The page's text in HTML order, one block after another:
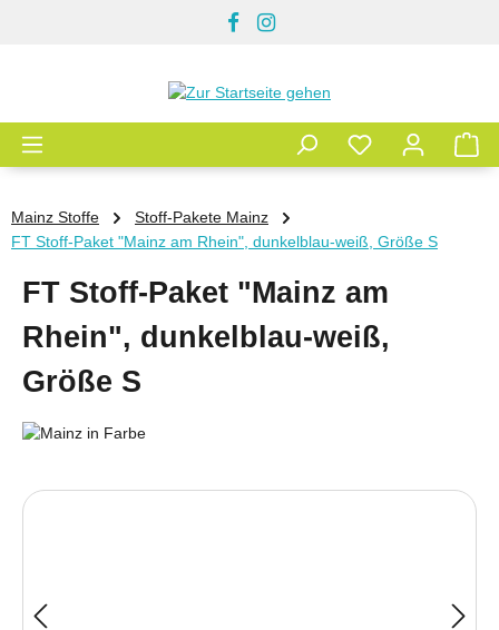
Mainz Stoffe
Stoff-Pakete Mainz
FT Stoff-Paket "Mainz am Rhein", dunkelblau-weiß, Größe S
FT Stoff-Paket "Mainz am
Rhein", dunkelblau-weiß,
Größe S
Bildergalerie überspringen